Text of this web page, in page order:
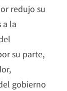
redujo su
a la
su parte,
gobierno